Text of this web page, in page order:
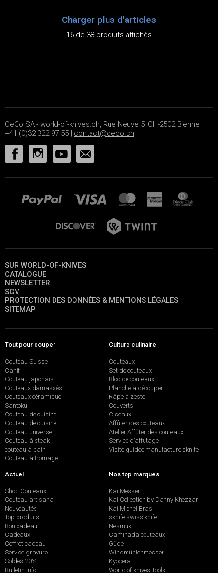
Charger plus d'articles
16 de 38 produits affichés
CeCo SA - world-of-knives.ch, Rue Neuve 5, CH-2502 Bienne,
+41 (0)32 322 97 55 | contact@ceco.ch
SUR WORLD-OF-KNIVES
CATALOGUE
NEWSLETTER
SGV
PROTECTION DES DONNÉES & MENTIONS LÉGALES
SITEMAP
Tout pour couper
Couteau Suisse
Canif
Couteau japonais
Couteaux damassés
Couteaux céramique
Santoku
Couteau de cuisine
Couteau de cuisine
Couteau universel
Couteau à steak
couteau à pain
Couteau à fromage
Culture culinaire
Couteaux
Set de couteaux
Bloc de couteaux
Planche à découper
Râpe à zeste
Couverts
Ciseaux
Affûter des couteaux
Atelier Affûter des couteaux
Service d’affûtage
Visite guidée manufacture sknife
Actuel
Shop Couteaux
Couteau artisanal
Nouveautés
Top produits
Bon cadeau
Cadeaux
Coffret cadeau
Service gravure
Soldes 20%
Bulletin info
Nos top marques
Kai Messer
Kai Collection by Danny Khezzar
Kai Michel Bras
sknife swiss knife
Nesmuk
Caminada couteaux
Güde
Windmühlenmesser
Kyocera
World of knives Tools